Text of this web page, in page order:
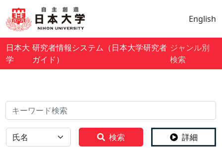
English
日本大
学
研究者情報システム（日本大学研究者
ガイド）
ジャンル別
検索
検索
全体 検索 詳細